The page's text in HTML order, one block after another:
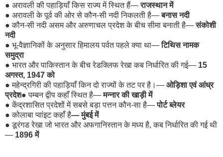
● अरावली की पहाड़ियाँ किस राज्य में स्थित हैं—राजस्थान में
● अरावली के पूर्व की ओर से कौन-सी नदी निकलती है—बनास नदी
●कौन-सी नदी असम और अरुणाचल प्रदेश के बीच सीमा बनाती है—संकोशी
नदी
● भू-वैज्ञानिकों के अनुसार हिमालय पर्वत पहले क्या था—टिथिस नामक
समुद्रा
● भारत और पाकिस्तान के बीच रेडक्लिफ रेखा कब निर्धारित की गई— 15
अगस्त, 1947 को
●महेन्द्रगिरी की पहाड़ियाँ किन दो राज्यों के तट पर है।— ओड़िशा एवं आंध्र
प्रदेश●पम्बन द्वीप कहाँ स्थित है—मन्नार की खाड़ी में
●केंद्रशासित प्रदेशों में सबसे बड़ा पत्तन कौन-सा है—पोर्ट ब्लेयर
●कोलाबा प्वांइट कहाँ है— मुंबई में
●डूरंगड रेखा जो भारत और अफगानिस्तान के मध्य है, कब निर्धारित की गई थी
— 1896 में